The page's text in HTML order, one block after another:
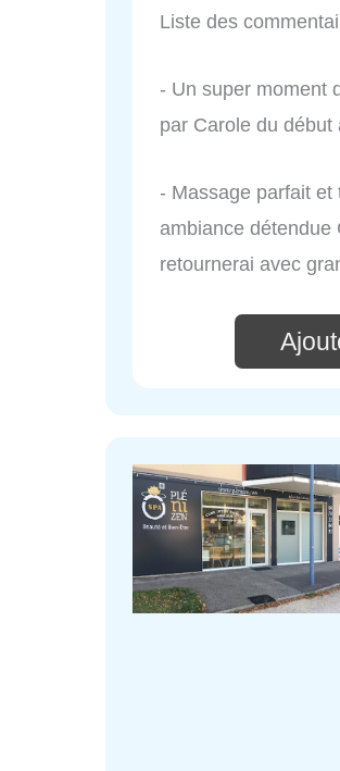
Liste des
- Un super moment
par Carole du début
- Massage parfait et
ambiance détendue
retournerai avec